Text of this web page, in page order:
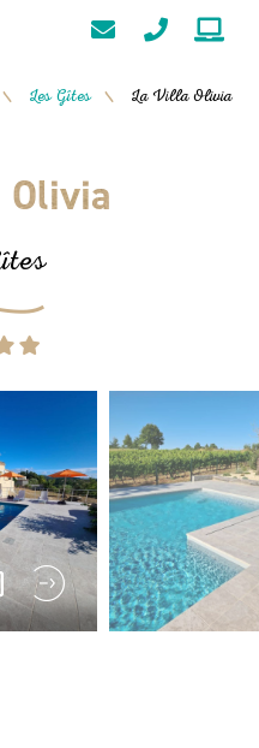
/ Les Gîtes / La Villa Olivia